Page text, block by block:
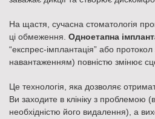
На щастя, сучасна стоматологія
ці обмеження. Одноетапна
“експрес-імплантація” або
навантаженням) повністю змінює
Це технологія, яка дозволяє
Ви заходите в клініку з проблемою
необхідністю його видалення), а